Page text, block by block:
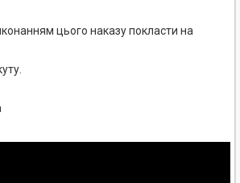
цього наказу покласти на